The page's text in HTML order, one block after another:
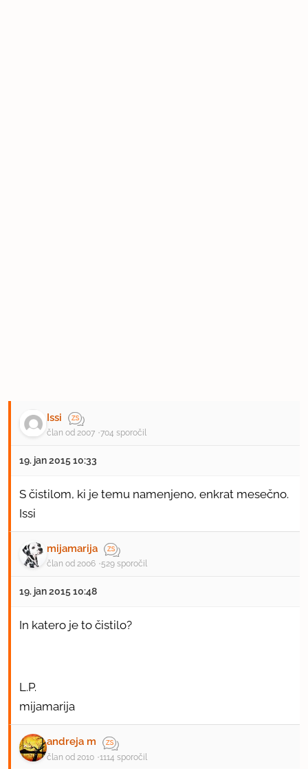
Issi
član od 2007 704 sporočil
19. jan 2015 10:33
S čistilom, ki je temu namenjeno, enkrat mesečno.
Issi
mijamarija
član od 2006 529 sporočil
19. jan 2015 10:48
In katero je to čistilo?
L.P.
mijamarija
andreja m
član od 2010 1114 sporočil